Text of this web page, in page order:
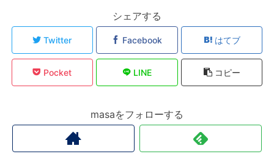
シェアする
Twitter Facebook はてブ
Pocket LINE コピー
masaをフォローする